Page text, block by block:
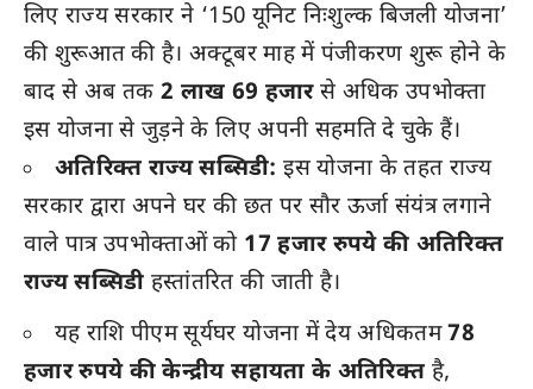
लिए राज्य सरकार ने ‘150 यूनिट निःशुल्क बिजली योजना’
की शुरूआत की है। अक्टूबर माह में पंजीकरण शुरू होने के
बाद से अब तक 2 लाख 69 हजारसे अधिक उपभोक्ता
इस योजना से जुड़ने के लिए अपनी सहमति दे चुके हैं।
अतिरिक्त राज्य सब्सिडी: इस योजना के तहत राज्य
सरकार द्वारा अपने घर की छत पर सौर ऊर्जा संयंत्र लगाने
वाले पात्र उपभोक्ताओं को 17 हजार रुपये की अतिरिक्त
राज्य सब्सिडी हस्तांतरित की जाती है।
यह राशि पीएम सूर्यघर योजना में देय अधिकतम78
हजार रुपये की केन्द्रीय सहायता के अतिरिक्त है,